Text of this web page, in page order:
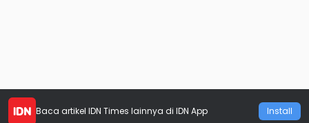
Baca artikel IDN Times lainnya di IDN App Install